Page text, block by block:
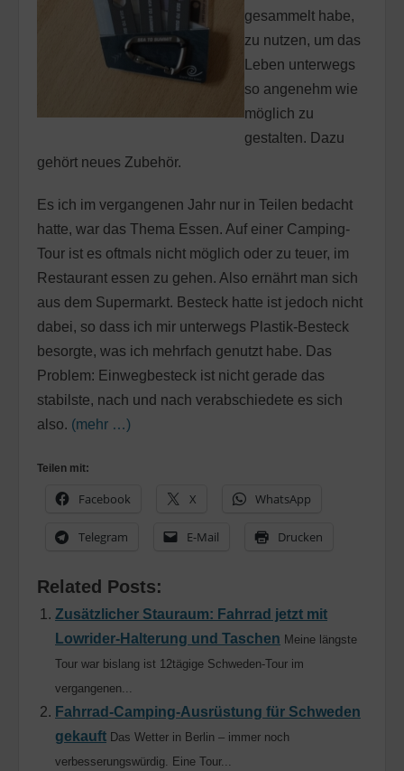
gesammelt habe,
zu nutzen, um das
Leben unterwegs
so angenehm wie
möglich zu
gestalten. Dazu
gehört neues Zubehör.
Es ich im vergangenen Jahr nur in Teilen bedacht
hatte, war das Thema Essen. Auf einer Camping-
Tour ist es oftmals nicht möglich oder zu teuer, im
Restaurant essen zu gehen. Also ernährt man sich
aus dem Supermarkt. Besteck hatte ist jedoch nicht
dabei, so dass ich mir unterwegs Plastik-Besteck
besorgte, was ich mehrfach genutzt habe. Das
Problem: Einwegbesteck ist nicht gerade das
stabilste, nach und nach verabschiedete es sich
also. (mehr …)
Teilen mit:
Facebook X WhatsApp
Telegram E-Mail Drucken
Related Posts:
Zusätzlicher Stauraum: Fahrrad jetzt mit
Lowrider-Halterung und Taschen Meine längste
Tour war bislang ist 12tägige Schweden-Tour im
vergangenen...
Fahrrad-Camping-Ausrüstung für Schweden
gekauft Das Wetter in Berlin – immer noch
verbesserungswürdig. Eine Tour...